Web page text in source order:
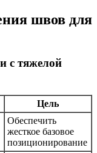
швов для
с тяжелой
Цель
Обеспечить
жесткое базовое
позиционирование